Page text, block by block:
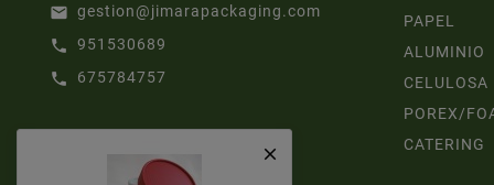

email gestion@jimarapackaging.com
call 951530689
call 675784757
PAPEL
ALUMINIO
CELULOSA
POREX/
CATERING